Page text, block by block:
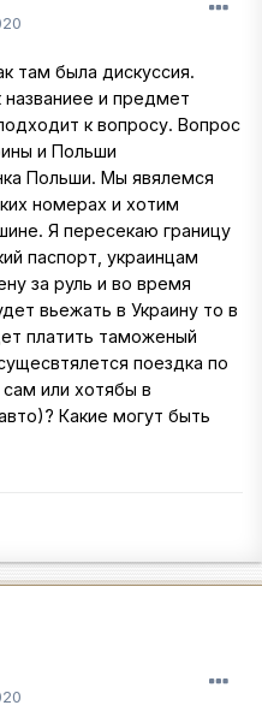
там была дискуссия.
названиее и предмет
к вопросу. Вопрос
и Польши
Польши. Мы явялемся
номерах и хотим
Я пересекаю границу
паспорт, украинцам
за руль и во время
вьежать в Украину то в
платить таможеный
поездка по
или хотябы в
Какие могут быть